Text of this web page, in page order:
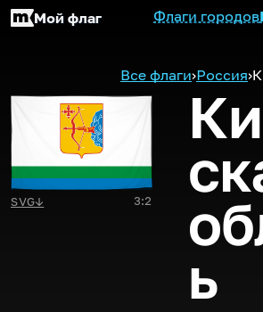
Мой флаг Флаги городов
Все флаги›Россия›
SVG↓ 3:2
ь